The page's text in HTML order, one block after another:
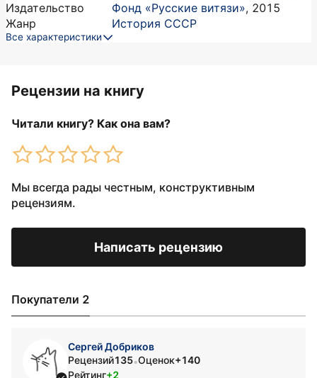
Издательство
Фонд «Русские витязи», 2015
Жанр
История СССР
Все характеристики
Рецензии на книгу
Читали книгу? Как она вам?
Мы всегда рады честным, конструктивным
рецензиям.
Написать рецензию
Покупатели 2
Сергей Добриков
Рецензий135•Оценок+140
Рейтинг+2